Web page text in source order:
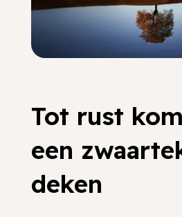
Tot rust
een
deken